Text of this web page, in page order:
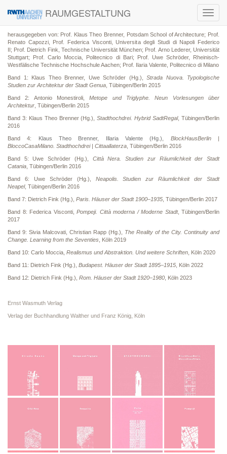
RAUMGESTALTUNG
herausgegeben von: Prof. Klaus Theo Brenner, Potsdam School of Architecture; Prof.
Renato Capozzi, Prof. Federica Visconti, Universita degli Studi di Napoli Federico
II; Prof. Dietrich Fink, Technische Universität München; Prof. Arno Lederer, Universität
Stuttgart; Prof. Carlo Moccia, Politecnico di Bari; Prof. Uwe Schröder, Rheinisch-
Westfälische Technische Hochschule Aachen; Prof. Ilaria Valente, Politecnico di Milano
Band 1: Klaus Theo Brenner, Uwe Schröder (Hg.), Strada Nuova. Typologische
Studien zur Architektur der Stadt Genua , Tübingen/Berlin 2015
Band 2: Antonio Monestiroli,Metope und Triglyphe. Neun Vorlesungen über
Architektur , Tübingen/Berlin 2015
Band 3: Klaus Theo Brenner (Hg.),Stadthochdrei. Hybrid SadtRegal, Tübingen/Berlin
2016
Band 4: Klaus Theo Brenner, Illaria Valente (Hg.), BlockHausBerlin |
BloccoCasaMilano. Stadthochdrei | Cittaallaterza , Tübingen/Berlin 2016
Band 5: Uwe Schröder (Hg.), Città Nera. Studien zur Räumlichkeit der Stadt
Catania , Tübingen/Berlin 2016
Band 6: Uwe Schröder (Hg.), Neapolis. Studien zur Räumlichkeit der Stadt
Neapel, Tübingen/Berlin 2016
Band 7: Dietrich Fink (Hg.), Paris. Häuser der Stadt 1900–1935 , Tübingen/Berlin 2017
Band 8: Federica Visconti, Pompeji. Città moderna / Moderne Stadt, Tübingen/Berlin
2017
Band 9: Sivia Malcovati, Christian Rapp (Hg.), The Reality of the City. Continuity and
Change. Learning from the Seventies , Köln 2019
Band 10: Carlo Moccia, Realismus und Abstraktion. Und weitere Schriften , Köln 2020
Band 11: Dietrich Fink (Hg.), Budapest. Häuser der Stadt 1895–1915 , Köln 2022
Band 12: Dietrich Fink (Hg.), Rom. Häuser der Stadt 1920–1980 , Köln 2023
Ernst Wasmuth Verlag
Verlag der Buchhandlung Walther und Franz König, Köln